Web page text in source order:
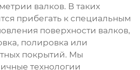
валков. В таких
прибегать к специальным
поверхности валков,
полировка или
покрытий. Мы
технологии